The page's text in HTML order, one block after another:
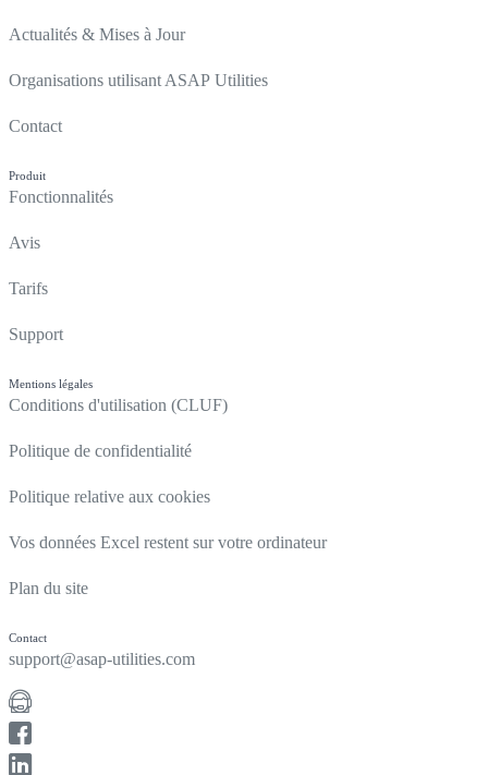
Actualités & Mises à Jour
Organisations utilisant ASAP Utilities
Contact
Produit
Fonctionnalités
Avis
Tarifs
Support
Mentions légales
Conditions d'utilisation (CLUF)
Politique de confidentialité
Politique relative aux cookies
Vos données Excel restent sur votre ordinateur
Plan du site
Contact
support@asap-utilities.com